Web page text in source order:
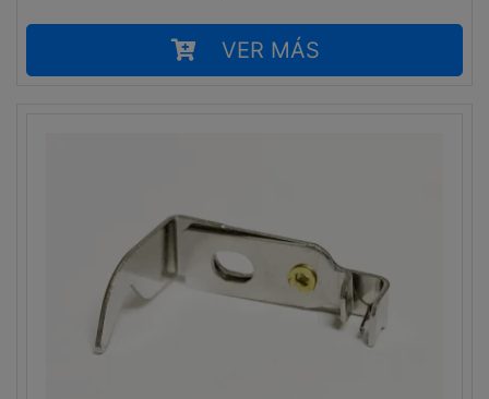
VER MÁS